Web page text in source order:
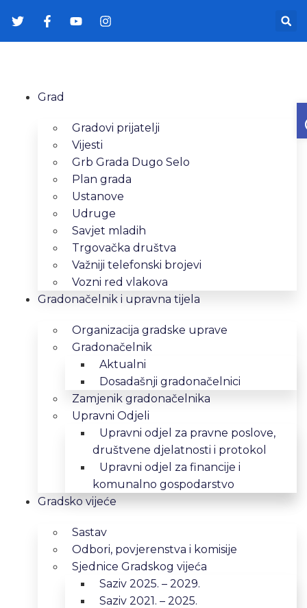
Grad
Gradovi prijatelji
Vijesti
Grb Grada Dugo Selo
Plan grada
Ustanove
Udruge
Savjet mladih
Trgovačka društva
Važniji telefonski brojevi
Vozni red vlakova
Gradonačelnik i upravna tijela
Organizacija gradske uprave
Gradonačelnik
Aktualni
Dosadašnji gradonačelnici
Zamjenik gradonačelnika
Upravni Odjeli
Upravni odjel za pravne poslove,
društvene djelatnosti i protokol
Upravni odjel za financije i
komunalno gospodarstvo
Gradsko vijeće
Sastav
Odbori, povjerenstva i komisije
Sjednice Gradskog vijeća
Saziv 2025. – 2029.
Saziv 2021. – 2025.